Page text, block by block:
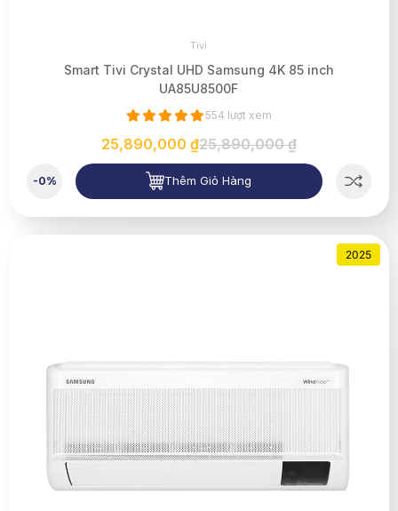
Tivi
Smart Tivi Crystal UHD Samsung 4K 85 inch
UA85U8500F
554 lượt xem
25,890,000 ₫25,890,000 ₫
-0% Thêm Giỏ Hàng
2025